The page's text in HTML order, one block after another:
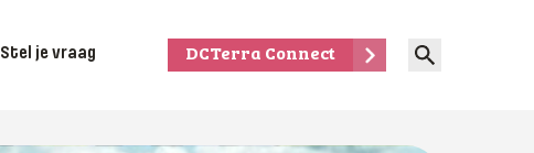
Stel je vraag DCTerra Connect